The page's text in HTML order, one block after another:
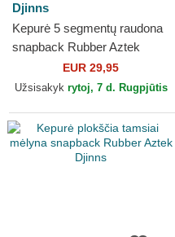
Djinns
Kepurė 5 segmentų raudona
snapback Rubber Aztek
EUR 29,95
Užsisakyk rytoj, 7 d. Rugpjūtis